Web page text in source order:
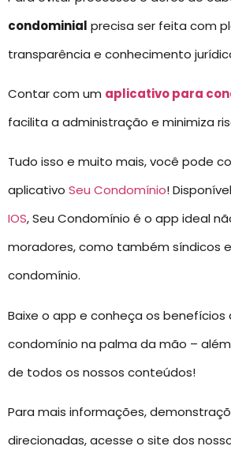
condominial precisa ser feita com
transparência e conhecimento
Contar com um aplicativo para
facilita a administração e minimiza
Tudo isso e muito mais, você pode
aplicativo Seu Condomínio!
IOS, Seu Condomínio é o app ideal
moradores, como também síndicos
condomínio.
Baixe o app e conheça os benefícios
condomínio na palma da mão –
de todos os nossos conteúdos!
Para mais informações,
direcionadas, acesse o site dos